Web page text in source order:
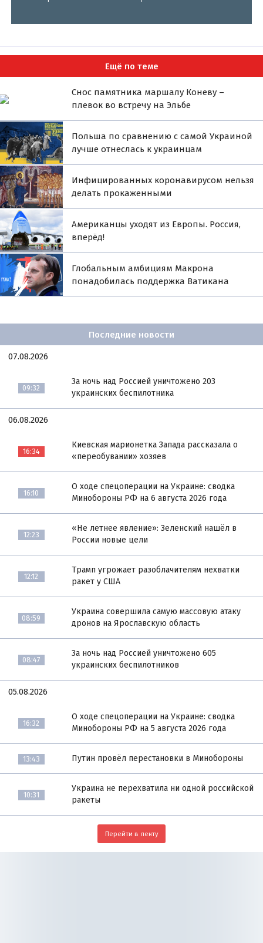
Ещё по теме
Снос памятника маршалу Коневу –
плевок во встречу на Эльбе
Польша по сравнению с самой Украиной
лучше отнеслась к украинцам
Инфицированных коронавирусом нельзя
делать прокаженными
Американцы уходят из Европы. Россия,
вперёд!
Глобальным амбициям Макрона
понадобилась поддержка Ватикана
Последние новости
07.08.2026
09:32
За ночь над Россией уничтожено 203
украинских беспилотника
06.08.2026
16:34
Киевская марионетка Запада рассказала о
«переобувании» хозяев
16:10
О ходе спецоперации на Украине: сводка
Минобороны РФ на 6 августа 2026 года
12:23
«Не летнее явление»: Зеленский нашёл в
России новые цели
12:12
Трамп угрожает разоблачителям нехватки
ракет у США
08:59
Украина совершила самую массовую атаку
дронов на Ярославскую область
08:47
За ночь над Россией уничтожено 605
украинских беспилотников
05.08.2026
16:32
О ходе спецоперации на Украине: сводка
Минобороны РФ на 5 августа 2026 года
13:43 Путин провёл перестановки в Минобороны
10:31
Украина не перехватила ни одной российской
ракеты
Перейти в ленту